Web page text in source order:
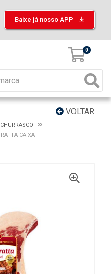
Baixe já nosso APP
0
VOLTAR
CAIXA